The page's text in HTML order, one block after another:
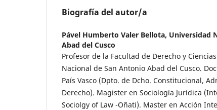
Biografía del autor/a
Pável Humberto Valer Bellota, Universidad
Abad del Cusco
Profesor de la Facultad de Derecho y
Nacional de San Antonio Abad del Cusco.
País Vasco (Dpto. de Dcho. Constitucional,
Derecho). Magister en Sociología Jurídica
Sociolgy of Law -Oñati). Master en Acción